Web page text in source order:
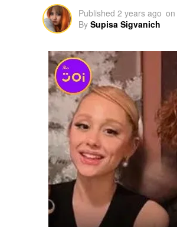
Published 2 years ago on
By Supisa Sigvanich